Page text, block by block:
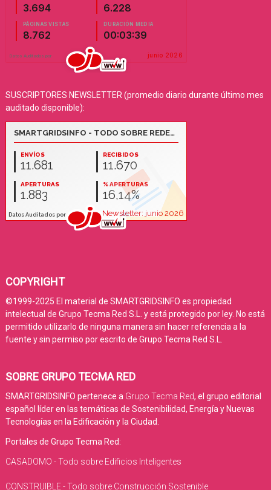
SUSCRIPTORES NEWSLETTER (promedio diario durante último mes
auditado disponible):
COPYRIGHT
©1999-2025 El material de SMARTGRIDSINFO es propiedad
intelectual de Grupo Tecma Red S.L. y está protegido por ley. No está
permitido utilizarlo de ninguna manera sin hacer referencia a la
fuente y sin permiso por escrito de Grupo Tecma Red S.L.
SOBRE GRUPO TECMA RED
SMARTGRIDSINFO pertenece a Grupo Tecma Red, el grupo editorial
español líder en las temáticas de Sostenibilidad, Energía y Nuevas
Tecnologías en la Edificación y la Ciudad.
Portales de Grupo Tecma Red:
CASADOMO - Todo sobre Edificios Inteligentes
CONSTRUIBLE - Todo sobre Construcción Sostenible